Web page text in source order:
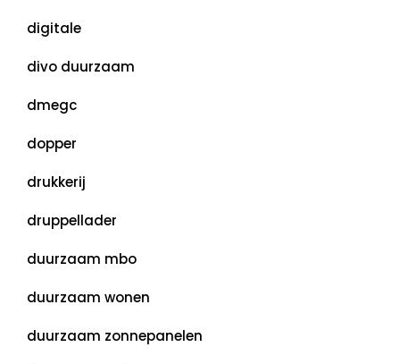
digitale
divo duurzaam
dmegc
dopper
drukkerij
druppellader
duurzaam mbo
duurzaam wonen
duurzaam zonnepanelen